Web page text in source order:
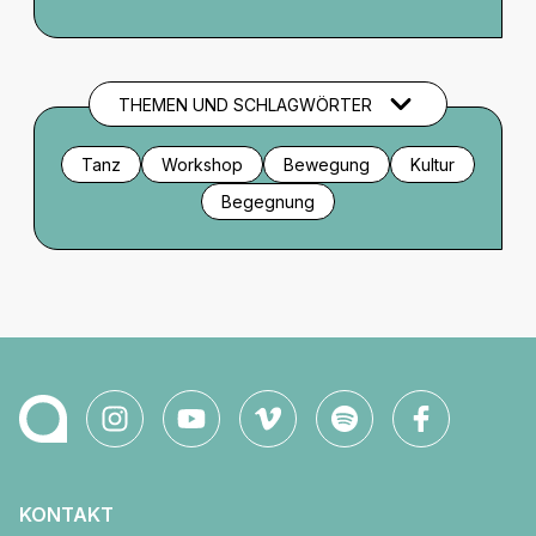
THEMEN UND SCHLAGWÖRTER
Tanz Workshop Bewegung
Kultur
Begegnung
KONTAKT